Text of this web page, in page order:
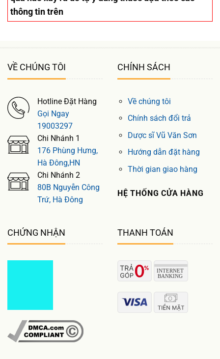
thông tin trên
VỀ CHÚNG TÔI
Hotline Đặt Hàng
Gọi Ngay
19003297
Chi Nhánh 1
176 Phùng Hưng,
Hà Đông,HN
Chi Nhánh 2
80B Nguyễn Công
Trứ, Hà Đông
CHÍNH SÁCH
Về chúng tôi
Chính sách đổi trả
Dược sĩ Vũ Văn Sơn
Hướng dẫn đặt hàng
Thời gian giao hàng
HỆ THỐNG CỬA HÀNG
CHỨNG NHẬN THANH TOÁN